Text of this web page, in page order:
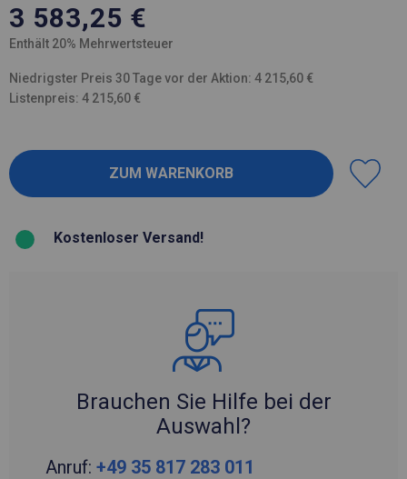
3 583,25 €
Enthält 20% Mehrwertsteuer
Niedrigster Preis 30 Tage vor der Aktion: 4 215,60 €
Listenpreis: 4 215,60 €
Kostenloser Versand!
Brauchen Sie Hilfe bei der
Auswahl?
Anruf: +49 35 817 283 011